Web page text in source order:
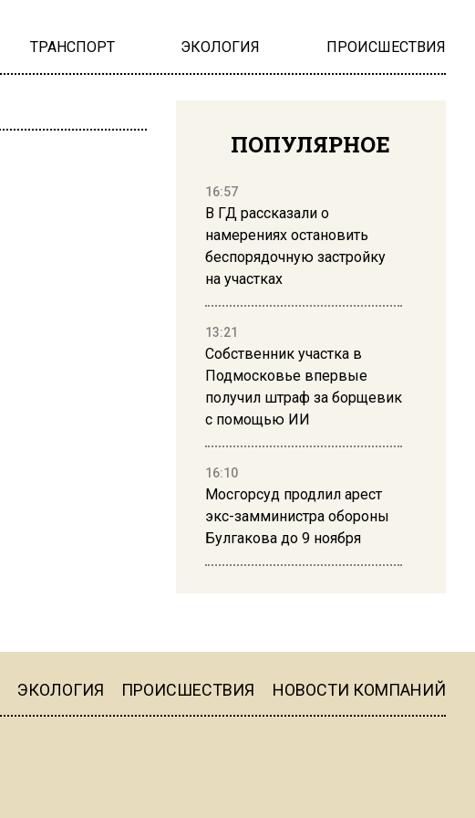
ТРАНСПОРТ ЭКОЛОГИЯ ПРОИСШЕСТВИЯ
ПОПУЛЯРНОЕ
16:57
В ГД рассказали о
намерениях остановить
беспорядочную застройку
на участках
13:21
Собственник участка в
Подмосковье впервые
получил штраф за борщевик
с помощью ИИ
16:10
Мосгорсуд продлил арест
экс-замминистра обороны
Булгакова до 9 ноября
16:19
ЭКОЛОГИЯ ПРОИСШЕСТВИЯ НОВОСТИ КОМПАНИЙ